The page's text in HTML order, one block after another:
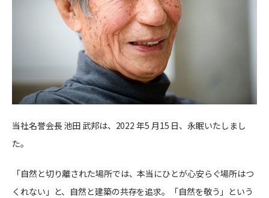
当社名誉会長 池田 武邦は、2022 年5 月15 日、永眠いたしまし
た。
「自然と切り離された場所では、本当にひとが心安らぐ場所はつ
くれない」と、自然と建築の共存を追求。「自然を敬う」という